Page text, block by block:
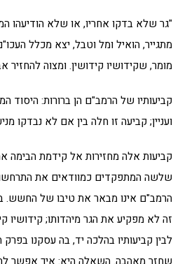
"גר שלא בדקו אחריו, או שלא הודיעהו
מתגייר, הואיל ומל וטבל, יצא מכלל
מומר, שקידושיו קידושין. ומצוה
קביעותיו של הרמב"ם הן ברורות: היסוד
ועניין; קביעה זו חלה בין אם לא נבדקו
קביעות אלה מחזירות אל קידמת הבימה
שלשה המתפקדים כמוודאים את
הרמב"ם אינו מבאר את טיבו של החשש.
זה לא מפקיע את הגר מיהדותו; קידושיו
לבין קביעותיו בהלכה יד, בה עסקנו